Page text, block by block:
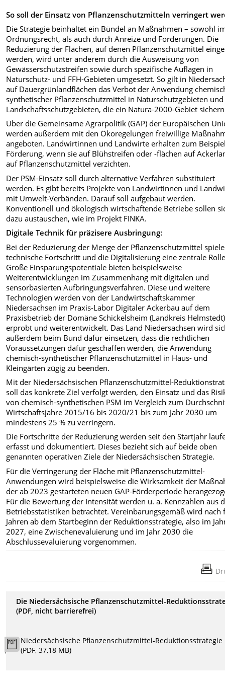
So soll der Einsatz von Pflanzenschutzmitteln verringert
Die Strategie beinhaltet ein Bündel an Maßnahmen – sowohl
Ordnungsrecht, als auch durch Anreize und Förderungen. Die
Reduzierung der Flächen, auf denen Pflanzenschutzmittel
werden, wird unter anderem durch die Ausweisung von
Gewässerschutzstreifen sowie durch spezifische Auflagen in
Naturschutz- und FFH-Gebieten umgesetzt. So gilt in
auf Dauergrünlandflächen das Verbot der Anwendung
synthetischer Pflanzenschutzmittel in Naturschutzgebieten
Landschaftsschutzgebieten, die ein Natura-2000-Gebiet
Über die Gemeinsame Agrarpolitik (GAP) der Europäischen
werden außerdem mit den Ökoregelungen freiwillige
angeboten. Landwirtinnen und Landwirte erhalten zum
Förderung, wenn sie auf Blühstreifen oder -flächen auf
auf Pflanzenschutzmittel verzichten.
Der PSM-Einsatz soll durch alternative Verfahren substituiert
werden. Es gibt bereits Projekte von Landwirtinnen und
mit Umwelt-Verbänden. Darauf soll aufgebaut werden.
Konventionell und ökologisch wirtschaftende Betriebe sollen
dazu austauschen, wie im Projekt FINKA.
Digitale Technik für präzisere Ausbringung:
Bei der Reduzierung der Menge der Pflanzenschutzmittel
technische Fortschritt und die Digitalisierung eine zentrale
Große Einsparungspotentiale bieten beispielsweise
Weiterentwicklungen im Zusammenhang mit digitalen und
sensorbasierten Aufbringungsverfahren. Diese und weitere
Technologien werden von der Landwirtschaftskammer
Niedersachsen im Praxis-Labor Digitaler Ackerbau auf dem
Praxisbetrieb der Domäne Schickelsheim (Landkreis Helmstedt)
erprobt und weiterentwickelt. Das Land Niedersachsen wird
außerdem beim Bund dafür einsetzen, dass die rechtlichen
Voraussetzungen dafür geschaffen werden, die Anwendung
chemisch-synthetischer Pflanzenschutzmittel in Haus- und
Kleingärten zügig zu beenden.
Mit der Niedersächsischen Pflanzenschutzmittel-
soll das konkrete Ziel verfolgt werden, den Einsatz und das
von chemisch-synthetischen PSM im Vergleich zum
Wirtschaftsjahre 2015/16 bis 2020/21 bis zum Jahr 2030 um
mindestens 25 % zu verringern.
Die Fortschritte der Reduzierung werden seit den Startjahr
erfasst und dokumentiert. Dieses bezieht sich auf beide oben
genannten operativen Ziele der Niedersächsischen Strategie.
Für die Verringerung der Fläche mit Pflanzenschutzmittel-
Anwendungen wird beispielsweise die Wirksamkeit der
der ab 2023 gestarteten neuen GAP-Förderperiode
Für die Bewertung der Intensität werden u. a. Kennzahlen aus
Betriebsstatistiken betrachtet. Vereinbarungsgemäß wird nach
Jahren ab dem Startbeginn der Reduktionsstrategie, also im
2027, eine Zwischenevaluierung und im Jahr 2030 die
Abschlussevaluierung vorgenommen.
Die Niedersächsische Pflanzenschutzmittel-
(PDF, nicht barrierefrei)
Niedersächsische Pflanzenschutzmittel-Reduktionsstrategie
(PDF, 37,18 MB)